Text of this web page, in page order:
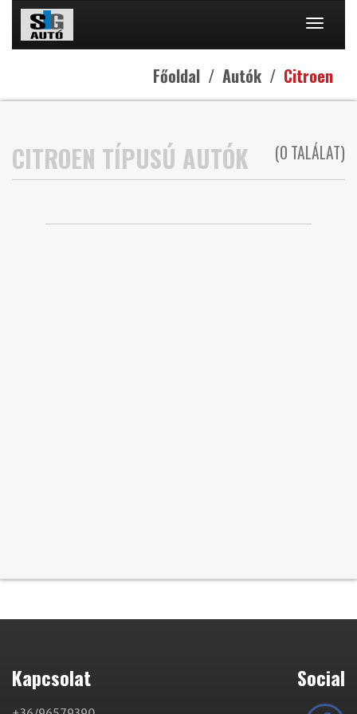
Toggle
Főoldal Autók Citroen
CITROEN TÍPUSÚ AUTÓK (0 TALÁLAT)
Kapcsolat Social